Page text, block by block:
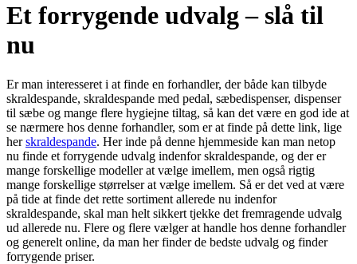
Et forrygende udvalg – slå til
nu
Er man interesseret i at finde en forhandler, der både kan tilbyde
skraldespande, skraldespande med pedal, sæbedispenser, dispenser
til sæbe og mange flere hygiejne tiltag, så kan det være en god ide at
se nærmere hos denne forhandler, som er at finde på dette link, lige
herskraldespande. Her inde på denne hjemmeside kan man netop
nu finde et forrygende udvalg indenfor skraldespande, og der er
mange forskellige modeller at vælge imellem, men også rigtig
mange forskellige størrelser at vælge imellem. Så er det ved at være
på tide at finde det rette sortiment allerede nu indenfor
skraldespande, skal man helt sikkert tjekke det fremragende udvalg
ud allerede nu. Flere og flere vælger at handle hos denne forhandler
og generelt online, da man her finder de bedste udvalg og finder
forrygende priser.